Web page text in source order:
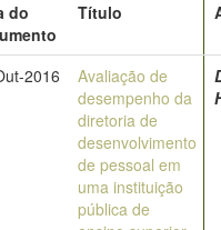
do
Título
2016
Avaliação de
desempenho da
diretoria de
desenvolvimento
de pessoal em
uma instituição
pública de